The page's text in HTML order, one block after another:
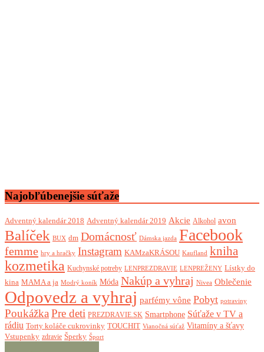
Najobľúbenejšie súťaže
Adventný kalendár 2018 Adventný kalendár 2019 Akcie Alkohol avon
Balíček BUX dm Domácnosť Dámska jazda Facebook
femme hry a hračky Instagram KAMzaKRÁSOU Kaufland kniha
kozmetika Kuchynské potreby LENPREZDRAVIE LENPREŽENY Lístky do
kina MAMA a ja Modrý koník Móda Nakúp a vyhraj Nivea Oblečenie
Odpovedz a vyhraj parfémy vône Pobyt potraviny
Poukážka Pre deti PREZDRAVIE.SK Smartphone Súťaže v TV a
rádiu Torty koláče cukrovinky TOUCHIT Vianočná súťaž Vitamíny a šťavy
Vstupenky zdravie Šperky Šport